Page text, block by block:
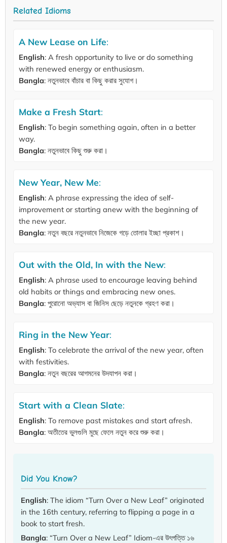
Related Idioms
A New Lease on Life:
English: A fresh opportunity to live or do something
with renewed energy or enthusiasm.
Bangla: নতুনভাবে বাঁচার বা কিছু করার সুযোগ।
Make a Fresh Start:
English: To begin something again, often in a better
way.
Bangla: নতুনভাবে কিছু শুরু করা।
New Year, New Me:
English: A phrase expressing the idea of self-
improvement or starting anew with the beginning of
the new year.
Bangla: নতুন বছরে নতুনভাবে নিজেকে গড়ে তোলার ইচ্ছা প্রকাশ।
Out with the Old, In with the New:
English: A phrase used to encourage leaving behind
old habits or things and embracing new ones.
Bangla: পুরোনো অভ্যাস বা জিনিস ছেড়ে নতুনকে গ্রহণ করা।
Ring in the New Year:
English: To celebrate the arrival of the new year, often
with festivities.
Bangla: নতুন বছরের আগমনের উদযাপন করা।
Start with a Clean Slate:
English: To remove past mistakes and start afresh.
Bangla: অতীতের ভুলগুলি মুছে ফেলে নতুন করে শুরু করা।
Did You Know?
English: The idiom “Turn Over a New Leaf” originated
in the 16th century, referring to flipping a page in a
book to start fresh.
Bangla: “Turn Over a New Leaf” Idiom-এর উৎপত্তি ১৬